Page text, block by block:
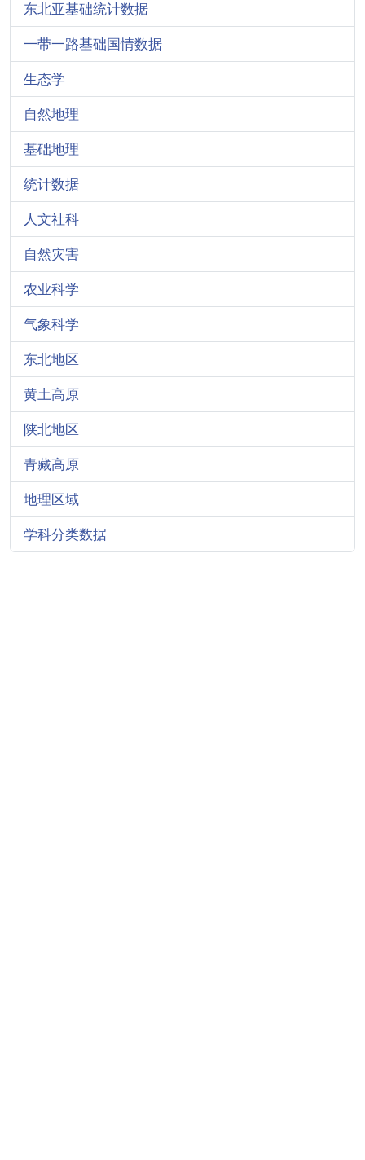
东北亚基础统计数据
一带一路基础国情数据
生态学
自然地理
基础地理
统计数据
人文社科
自然灾害
农业科学
气象科学
东北地区
黄土高原
陕北地区
青藏高原
地理区域
学科分类数据